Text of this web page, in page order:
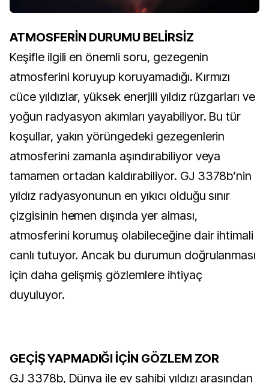
ATMOSFERİN DURUMU BELİRSİZ
Keşifle ilgili en önemli soru, gezegenin
atmosferini koruyup koruyamadığı. Kırmızı
cüce yıldızlar, yüksek enerjili yıldız rüzgarları ve
yoğun radyasyon akımları yayabiliyor. Bu tür
koşullar, yakın yörüngedeki gezegenlerin
atmosferini zamanla aşındırabiliyor veya
tamamen ortadan kaldırabiliyor. GJ 3378b’nin
yıldız radyasyonunun en yıkıcı olduğu sınır
çizgisinin hemen dışında yer alması,
atmosferini korumuş olabileceğine dair ihtimali
canlı tutuyor. Ancak bu durumun doğrulanması
için daha gelişmiş gözlemlere ihtiyaç
duyuluyor.
GEÇİŞ YAPMADIĞI İÇİN GÖZLEM ZOR
GJ 3378b, Dünya ile ev sahibi yıldızı arasından